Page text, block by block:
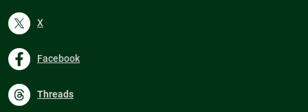
X
Facebook
Threads